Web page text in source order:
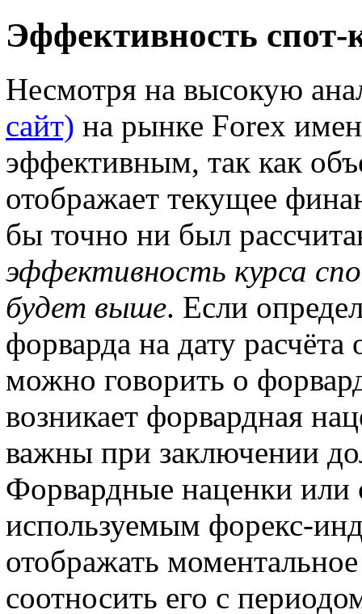
Эффективность спот-
Несмотря на высокую
сайт) на рынке Forex
эффективным, так как
отображает текущее
бы точно ни был
эффективность курса
будет выше. Если
форварда на дату расчёта
можно говорить о
возникает форвардная
важны при заключении
Форвардные наценки или
используемым форекс-
отображать
соотносить его с